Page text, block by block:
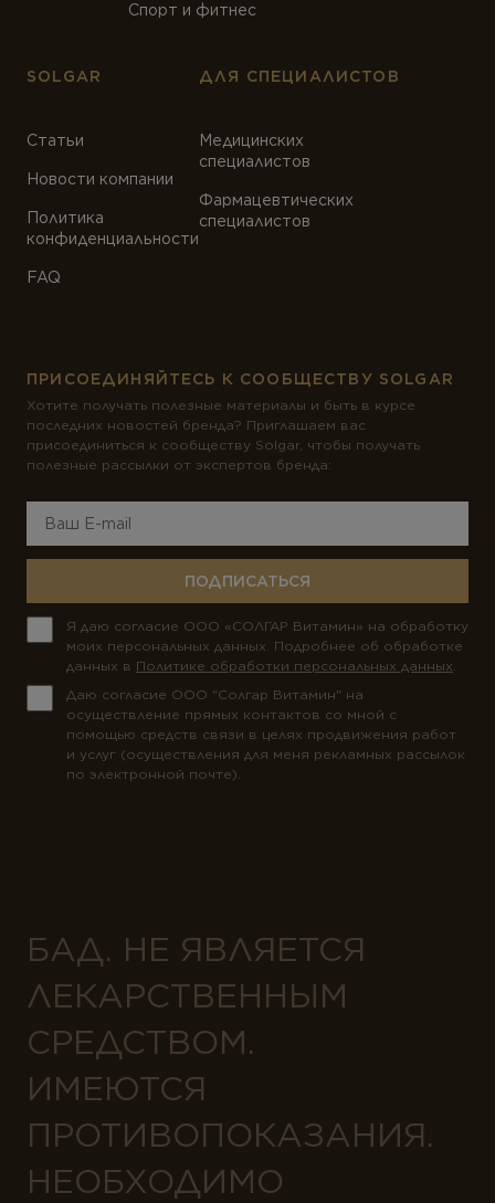
Спорт и фитнес
SOLGAR
Статьи
Новости компании
Политика
конфиденциальности
FAQ
ДЛЯ СПЕЦИАЛИСТОВ
Медицинских
специалистов
Фармацевтических
специалистов
ПРИСОЕДИНЯЙТЕСЬ К СООБЩЕСТВУ SOLGAR
Хотите получать полезные материалы и быть в курсе
последних новостей бренда? Приглашаем вас
присоединиться к сообществу Solgar, чтобы получать
полезные рассылки от экспертов бренда:
ПОДПИСАТЬСЯ
Я даю согласие ООО «СОЛГАР Витамин» на обработку
моих персональных данных. Подробнее об обработке
данных в Политике обработки персональных данных.
Даю согласие ООО "Солгар Витамин" на
осуществление прямых контактов со мной с
помощью средств связи в целях продвижения работ
и услуг (осуществления для меня рекламных рассылок
по электронной почте).
БАД. НЕ ЯВЛЯЕТСЯ
ЛЕКАРСТВЕННЫМ
СРЕДСТВОМ.
ИМЕЮТСЯ
ПРОТИВОПОКАЗАНИЯ.
НЕОБХОДИМО